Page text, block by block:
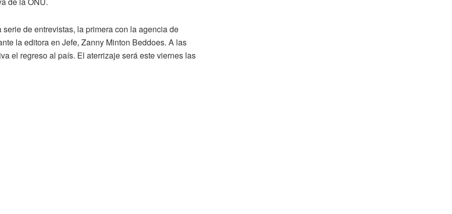
de entrevistas, la primera con la agencia de
la editora en Jefe, Zanny Minton Beddoes. A las
el regreso al país. El aterrizaje será este viernes las